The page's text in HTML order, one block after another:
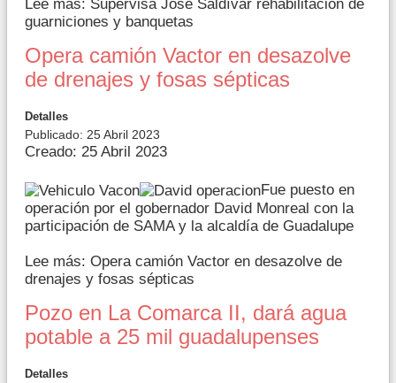
Lee más: Supervisa José Saldívar rehabilitación de
guarniciones y banquetas
Opera camión Vactor en desazolve
de drenajes y fosas sépticas
Detalles
Publicado: 25 Abril 2023
Creado: 25 Abril 2023
Fue puesto en
operación por el gobernador David Monreal con la
participación de SAMA y la alcaldía de Guadalupe
Lee más: Opera camión Vactor en desazolve de
drenajes y fosas sépticas
Pozo en La Comarca II, dará agua
potable a 25 mil guadalupenses
Detalles